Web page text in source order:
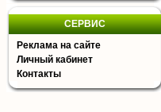
СЕРВИС
Реклама на сайте
Личный кабинет
Контакты